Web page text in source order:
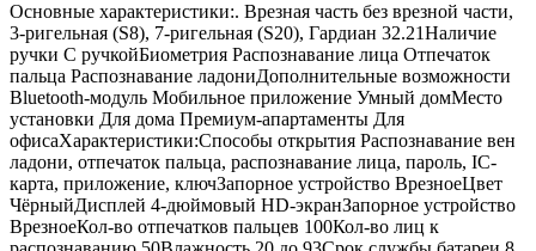
Основные характеристики:. Врезная часть без врезной части,
3-ригельная (S8), 7-ригельная (S20), Гардиан 32.21Наличие
ручки С ручкойБиометрия Распознавание лица Отпечаток
пальца Распознавание ладониДополнительные возможности
Bluetooth-модуль Мобильное приложение Умный домМесто
установки Для дома Премиум-апартаменты Для
офисаХарактеристики:Способы открытия Распознавание вен
ладони, отпечаток пальца, распознавание лица, пароль, IC-
карта, приложение, ключЗапорное устройство ВрезноеЦвет
ЧёрныйДисплей 4-дюймовый HD-экранЗапорное устройство
ВрезноеКол-во отпечатков пальцев 100Кол-во лиц к